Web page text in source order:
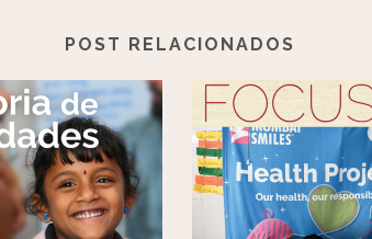
POST RELACIONADOS